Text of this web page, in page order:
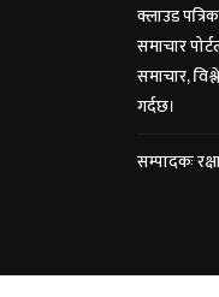
क्लाउड
समाचार
समाचार,
गर्दछ।
सम्पादकः